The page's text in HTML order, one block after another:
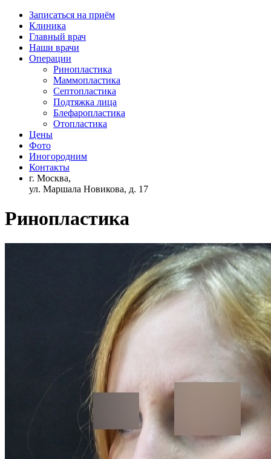
Записаться на приём
Клиника
Главный врач
Наши врачи
Операции
Ринопластика
Маммопластика
Септопластика
Подтяжка лица
Блефаропластика
Отопластика
Цены
Фото
Иногородним
Контакты
г. Москва,
ул. Маршала Новикова, д. 17
Ринопластика